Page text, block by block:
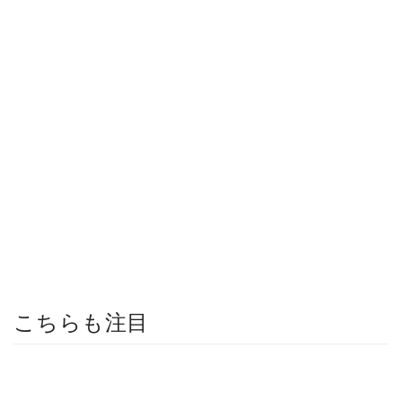
こちらも注目